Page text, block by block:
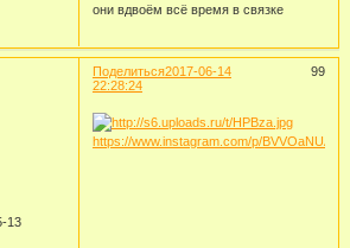
они вдвоём всё время в связке
Поделиться 99
2017-06-14
22:28:24
13
https://www.instagram.com/p/